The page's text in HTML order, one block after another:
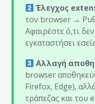
Έλεγχος
τον browser →
Αφαιρέστε ό,τι
εγκαταστήσει
Αλλαγή
browser
Firefox, Edge),
τράπεζας και του